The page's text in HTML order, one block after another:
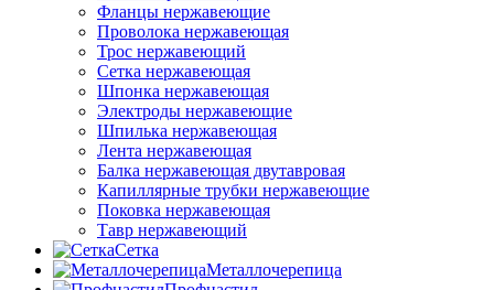
Фланцы нержавеющие
Проволока нержавеющая
Трос нержавеющий
Сетка нержавеющая
Шпонка нержавеющая
Электроды нержавеющие
Шпилька нержавеющая
Лента нержавеющая
Балка нержавеющая двутавровая
Капиллярные трубки нержавеющие
Поковка нержавеющая
Тавр нержавеющий
Сетка
Металлочерепица